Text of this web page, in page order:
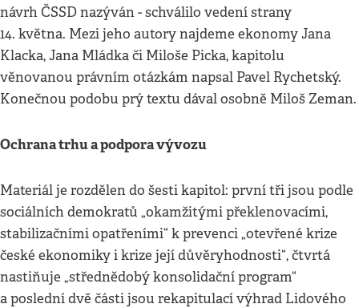
návrh ČSSD nazýván - schválilo vedení strany
14. května. Mezi jeho autory najdeme ekonomy Jana
Klacka, Jana Mládka či Miloše Picka, kapitolu
věnovanou právním otázkám napsal Pavel Rychetský.
Konečnou podobu prý textu dával osobně Miloš Zeman.
Ochrana trhu a podpora vývozu
Materiál je rozdělen do šesti kapitol: první tři jsou podle
sociálních demokratů „okamžitými překlenovacími,
stabilizačními opatřeními“ k prevenci „otevřené krize
české ekonomiky i krize její důvěryhodnosti“, čtvrtá
nastiňuje „střednědobý konsolidační program“
a poslední dvě části jsou rekapitulací výhrad Lidového